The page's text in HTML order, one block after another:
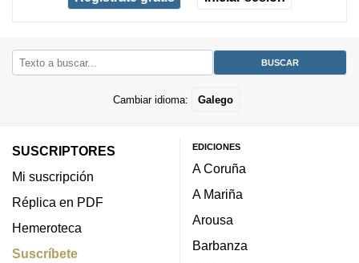
Cambiar idioma: Galego
SUSCRIPTORES
Mi suscripción
Réplica en PDF
Hemeroteca
Suscríbete
EDICIONES
A Coruña
A Mariña
Arousa
Barbanza